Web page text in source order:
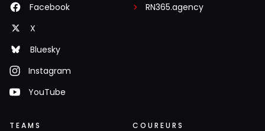
Facebook
X
Bluesky
Instagram
YouTube
RN365.agency
TEAMS COUREURS